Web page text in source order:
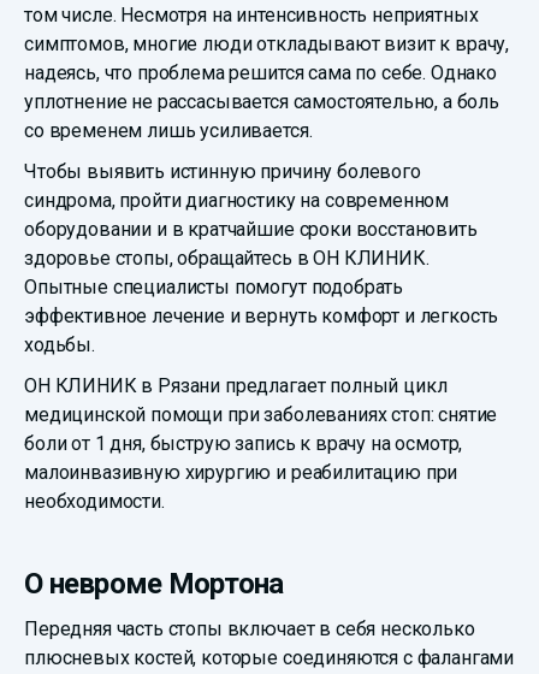
том числе. Несмотря на интенсивность неприятных
симптомов, многие люди откладывают визит к врачу,
надеясь, что проблема решится сама по себе. Однако
уплотнение не рассасывается самостоятельно, а боль
со временем лишь усиливается.
Чтобы выявить истинную причину болевого
синдрома, пройти диагностику на современном
оборудовании и в кратчайшие сроки восстановить
здоровье стопы, обращайтесь в ОН КЛИНИК.
Опытные специалисты помогут подобрать
эффективное лечение и вернуть комфорт и легкость
ходьбы.
ОН КЛИНИК в Рязани предлагает полный цикл
медицинской помощи при заболеваниях стоп: снятие
боли от 1 дня, быструю запись к врачу на осмотр,
малоинвазивную хирургию и реабилитацию при
необходимости.
О невроме Мортона
Передняя часть стопы включает в себя несколько
плюсневых костей, которые соединяются с фалангами